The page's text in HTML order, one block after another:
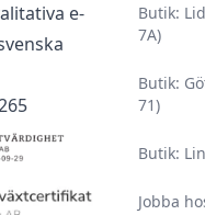
e-
Butik:
7A)
Butik:
71)
Butik:
Jobba